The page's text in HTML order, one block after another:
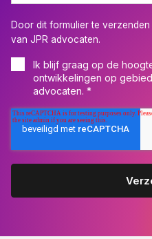
Door dit formulier te
van JPR advocaten.
Ik blijf graag op de
ontwikkelingen op
advocaten. *